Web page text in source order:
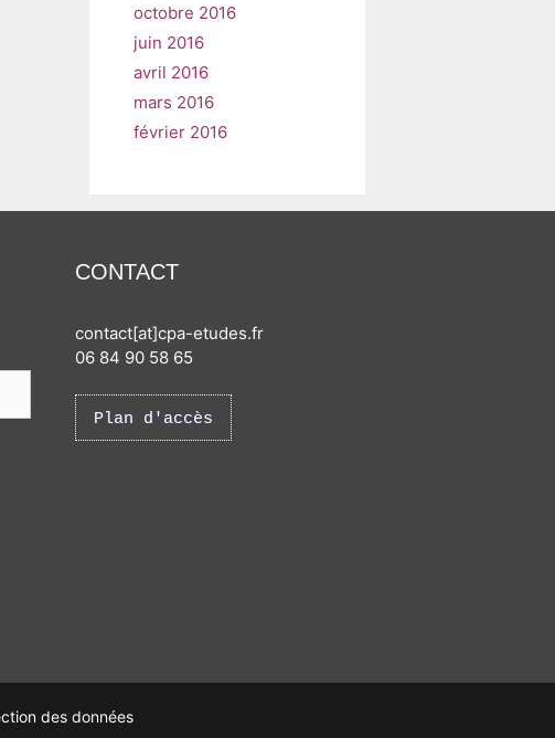
octobre 2016
juin 2016
avril 2016
mars 2016
février 2016
CONTACT
contact[at]cpa-etudes.fr
06 84 90 58 65
Plan d'accès
des données